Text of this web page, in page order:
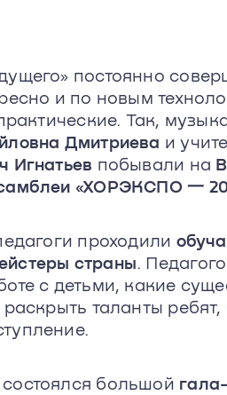
постоянно
и по новым
Так,
Дмитриева и
Игнатьев побывали на
«ХОРЭКСПО 一
проходили
страны.
с детьми, какие
таланты
большой